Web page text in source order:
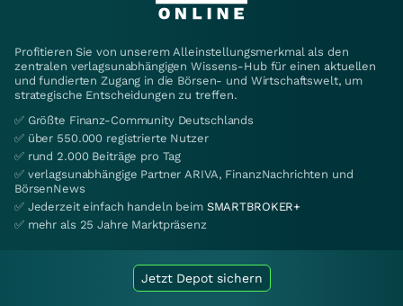
Profitieren Sie von unserem Alleinstellungsmerkmal als den
zentralen verlagsunabhängigen Wissens-Hub für einen aktuellen
und fundierten Zugang in die Börsen- und Wirtschaftswelt, um
strategische Entscheidungen zu treffen.
✅ Größte Finanz-Community Deutschlands
✅ über 550.000 registrierte Nutzer
✅ rund 2.000 Beiträge pro Tag
✅ verlagsunabhängige Partner ARIVA, FinanzNachrichten und
BörsenNews
✅ Jederzeit einfach handeln beim SMARTBROKER+
✅ mehr als 25 Jahre Marktpräsenz
Jetzt Depot sichern